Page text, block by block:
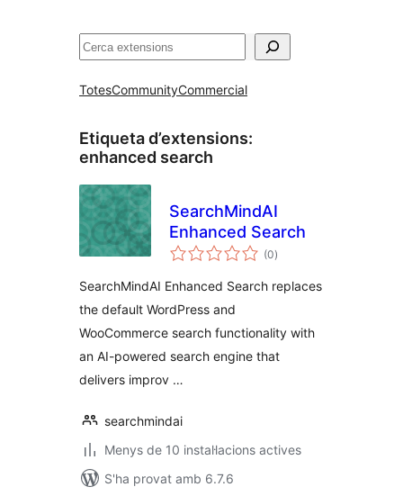
Cerca
TotesCommunityCommercial
Etiqueta d’extensions:
enhanced search
SearchMindAI
Enhanced Search
(0puntuacions
totals
)
SearchMindAI Enhanced Search replaces
the default WordPress and
WooCommerce search functionality with
an AI-powered search engine that
delivers improv …
searchmindai
Menys de 10 instal·lacions actives
S'ha provat amb 6.7.6